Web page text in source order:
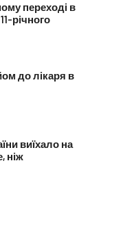
переході в
річного
до лікаря в
виїхало на
ніж